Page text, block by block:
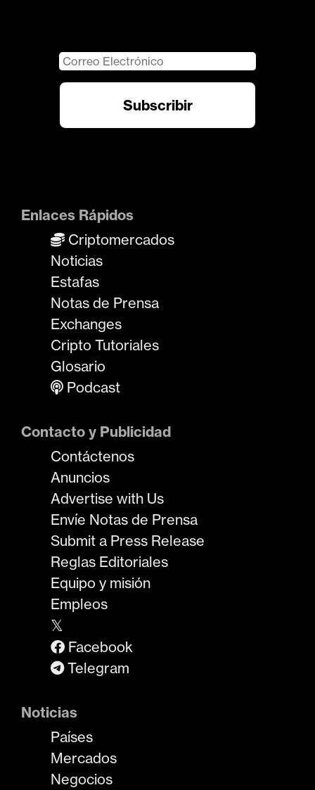
Enlaces Rápidos
Criptomercados
Noticias
Estafas
Notas de Prensa
Exchanges
Cripto Tutoriales
Glosario
Podcast
Contacto y Publicidad
Contáctenos
Anuncios
Advertise with Us
Envíe Notas de Prensa
Submit a Press Release
Reglas Editoriales
Equipo y misión
Empleos
𝕏
Facebook
Telegram
Noticias
Países
Mercados
Negocios